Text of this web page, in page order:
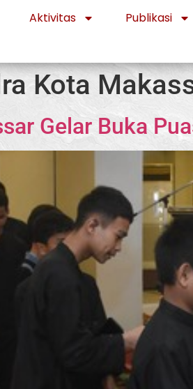
Aktivitas Publikasi
Kota
Gelar Buka